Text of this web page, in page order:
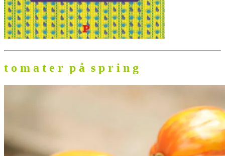
t o m a t e r p å s p r i n g